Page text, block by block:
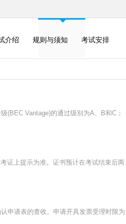
介绍 规则与须知 考试安排
(BEC Vantage)的通过级别为A、B和C；
证上提示为准。证书预计在考试结束后两
申请表的查收。申请开具发票受理时限为